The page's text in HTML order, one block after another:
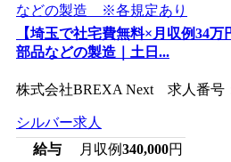
【埼玉で社宅費無料×月収例34
部品などの製造｜土日...
株式会社BREXA Next 求人番号
シルバー求人
給与
月収例340,000円